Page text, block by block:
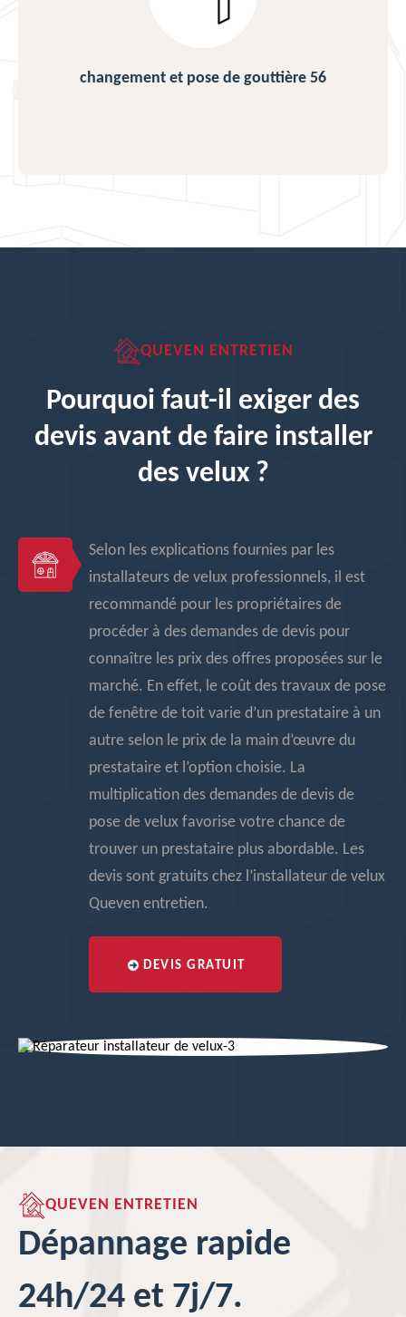
changement et pose de gouttière 56
QUEVEN ENTRETIEN
Pourquoi faut-il exiger des
devis avant de faire installer
des velux ?
Selon les explications fournies par les
installateurs de velux professionnels, il est
recommandé pour les propriétaires de
procéder à des demandes de devis pour
connaître les prix des offres proposées sur le
marché. En effet, le coût des travaux de pose
de fenêtre de toit varie d’un prestataire à un
autre selon le prix de la main d’œuvre du
prestataire et l’option choisie. La
multiplication des demandes de devis de
pose de velux favorise votre chance de
trouver un prestataire plus abordable. Les
devis sont gratuits chez l’installateur de velux
Queven entretien.
DEVIS GRATUIT
QUEVEN ENTRETIEN
Dépannage rapide
24h/24 et 7j/7.